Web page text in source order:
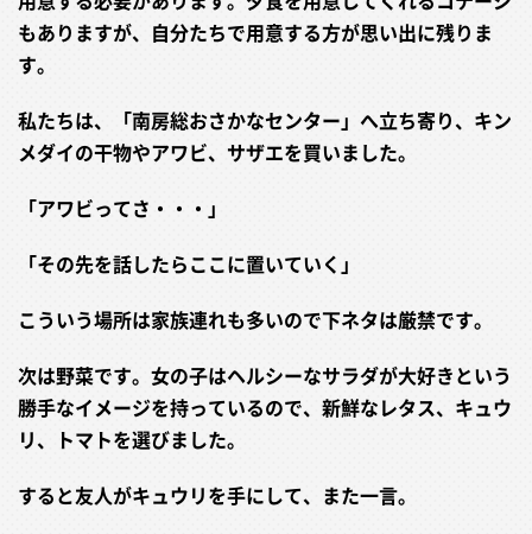
もありますが、自分たちで用意する方が思い出に残りま
す。
私たちは、「南房総おさかなセンター」へ立ち寄り、キン
メダイの干物やアワビ、サザエを買いました。
「アワビってさ・・・」
「その先を話したらここに置いていく」
こういう場所は家族連れも多いので下ネタは厳禁です。
次は野菜です。女の子はヘルシーなサラダが大好きという
勝手なイメージを持っているので、新鮮なレタス、キュウ
リ、トマトを選びました。
すると友人がキュウリを手にして、また一言。